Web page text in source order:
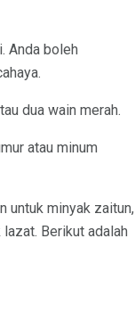
Anda boleh
dua wain merah.
atau minum
untuk minyak zaitun,
Berikut adalah